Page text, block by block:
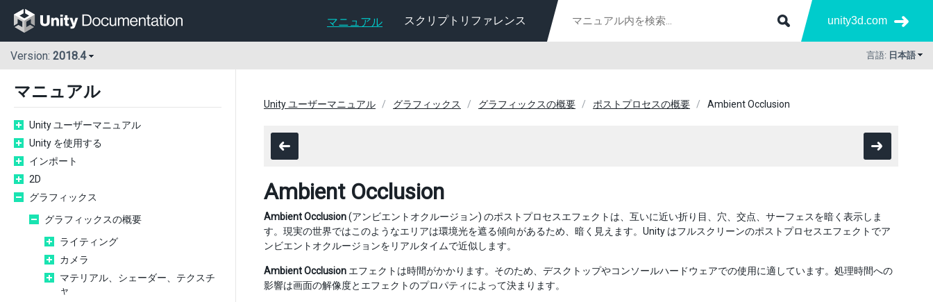
マニュアル スクリプトリファレンス unity3d.com
Version: 2018.4 言語: 日本語
マニュアル
Unity ユーザーマニュアル
Unity を使用する
インポート
2D
グラフィックス
グラフィックスの概要
ライティング
カメラ
マテリアル、シェーダー、テクスチ
ャ
Unity ユーザーマニュアル グラフィックス グラフィックスの概要 ポストプロセスの概要 Ambient Occlusion
Ambient Occlusion
Ambient Occlusion(アンビエントオクルージョン) のポストプロセスエフェクトは、互いに近い折り目、穴、交点、サーフェスを暗く表示しま
す。現実の世界ではこのようなエリアは環境光を遮る傾向があるため、暗く見えます。Unity はフルスクリーンのポストプロセスエフェクトでア
ンビエントオクルージョンをリアルタイムで近似します。
Ambient Occlusion エフェクトは時間がかかります。そのため、デスクトップやコンソールハードウェアでの使用に適しています。処理時間への
影響は画面の解像度とエフェクトのプロパティによって決まります。